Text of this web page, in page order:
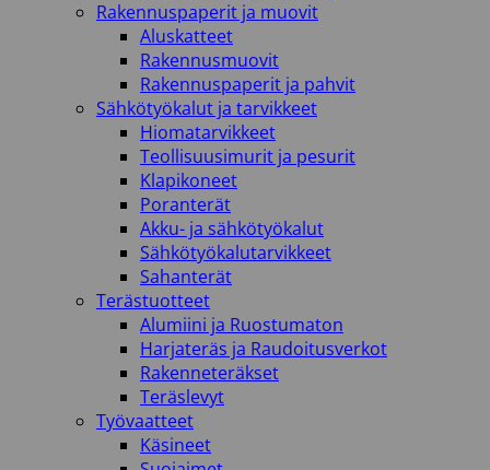
Rakennuspaperit ja muovit
Aluskatteet
Rakennusmuovit
Rakennuspaperit ja pahvit
Sähkötyökalut ja tarvikkeet
Hiomatarvikkeet
Teollisuusimurit ja pesurit
Klapikoneet
Poranterät
Akku- ja sähkötyökalut
Sähkötyökalutarvikkeet
Sahanterät
Terästuotteet
Alumiini ja Ruostumaton
Harjateräs ja Raudoitusverkot
Rakenneteräkset
Teräslevyt
Työvaatteet
Käsineet